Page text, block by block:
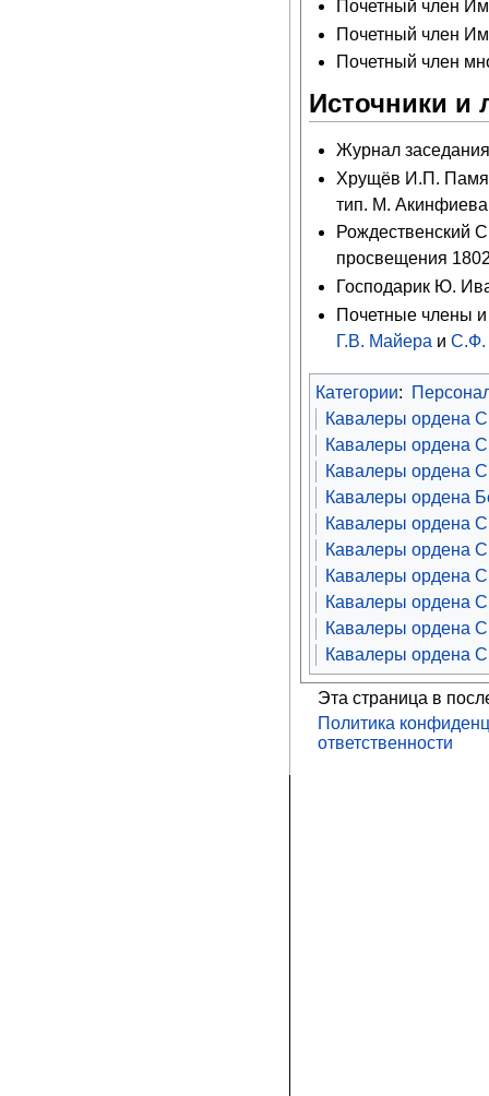
Почетный член
Почетный член
Почетный член
Источники и
Журнал
Хрущёв И.П.
тип. М.
Рождественский
просвещения
Господарик Ю.
Почетные члены и
Г.В. Майера иС.Ф.
Категории:
Кавалеры ордена
Кавалеры ордена
Кавалеры ордена
Кавалеры ордена
Кавалеры ордена
Кавалеры ордена
Кавалеры ордена
Кавалеры ордена
Кавалеры ордена
Кавалеры ордена
Эта страница в
Политика
ответственности